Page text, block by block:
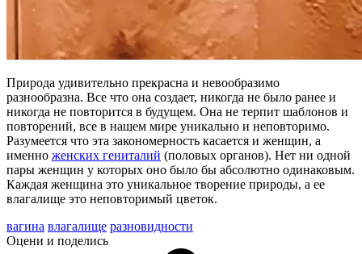
Природа удивительно прекрасна и невообразимо
разнообразна. Все что она создает, никогда не было ранее и
никогда не повторится в будущем. Она не терпит шаблонов и
повторений, все в нашем мире уникально и неповторимо.
Разумеется что эта закономерность касается и женщин, а
именно женских гениталий (половых органов). Нет ни одной
пары женщин у которых оно было бы абсолютно одинаковым.
Каждая женщина это уникальное творение природы, а ее
влагалище это неповторимый цветок.
вагина влагалище разновидности
Оцени и поделись